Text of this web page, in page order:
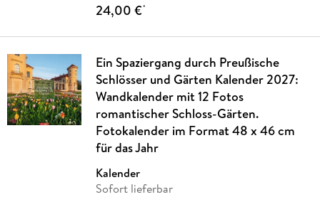
24,00 €*
Ein Spaziergang durch Preußische
Schlösser und Gärten Kalender 2027:
Wandkalender mit 12 Fotos
romantischer Schloss-Gärten.
Fotokalender im Format 48 x 46 cm
für das Jahr
Kalender
Sofort lieferbar